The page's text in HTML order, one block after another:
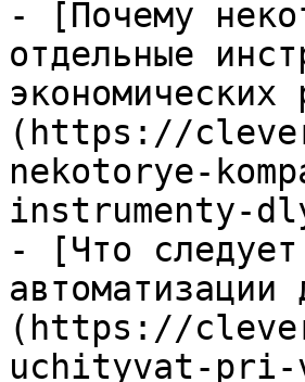
- [Почему
отдельные
экономических
(https://
nekotorye-
instrumenty-
- [Что следует
(https://
uchityvat-pri-